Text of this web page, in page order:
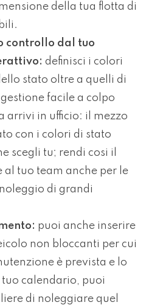
della tua flotta di
controllo dal tuo
definisci i colori
stato oltre a quelli di
facile a colpo
arrivi in ufficio: il mezzo
con i colori di stato
scegli tu; rendi cosi il
al tuo team anche per le
di grandi
puoi anche inserire
non bloccanti per cui
è prevista e lo
calendario, puoi
di noleggiare quel